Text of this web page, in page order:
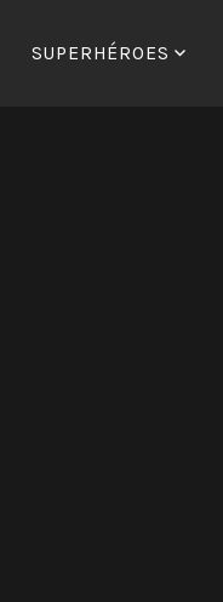
SUPERHÉROES